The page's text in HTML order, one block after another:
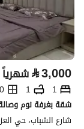
⃁3,000 شهرياً
1
1
شقة بغرفة نوم وصالة
شارع الشباب، حي